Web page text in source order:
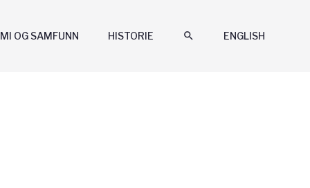
ENGLISH
search
HISTORIE
OG SAMFUNN